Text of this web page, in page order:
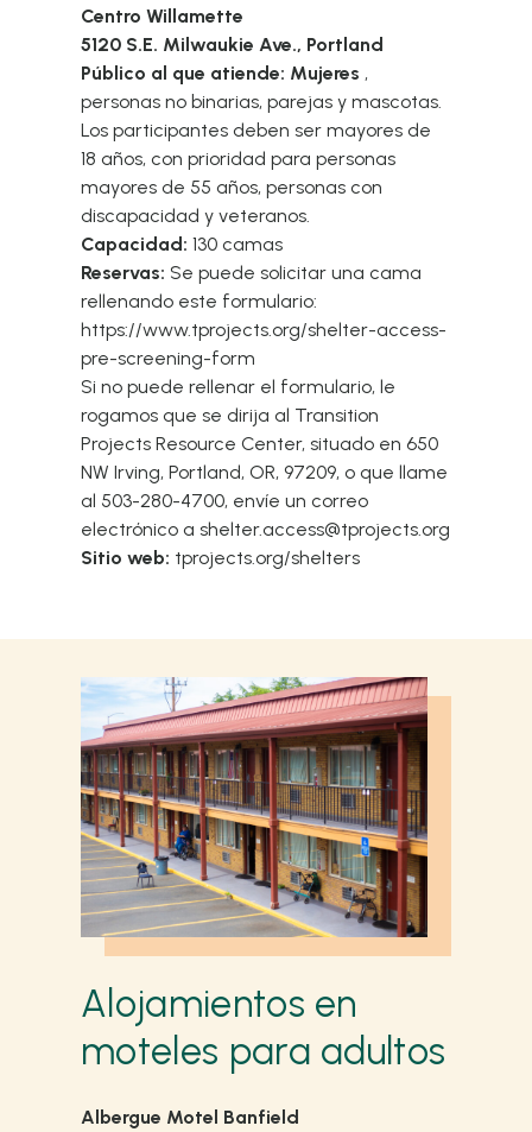
Centro Willamette
5120 S.E. Milwaukie Ave., Portland
Público al que atiende: Mujeres ,
personas no binarias, parejas y mascotas.
Los participantes deben ser mayores de
18 años, con prioridad para personas
mayores de 55 años, personas con
discapacidad y veteranos.
Capacidad: 130 camas
Reservas: Se puede solicitar una cama
rellenando este formulario:
https://www.tprojects.org/shelter-access-
pre-screening-form
Si no puede rellenar el formulario, le
rogamos que se dirija al Transition
Projects Resource Center, situado en 650
NW Irving, Portland, OR, 97209, o que llame
al 503-280-4700, envíe un correo
electrónico a shelter.access@tprojects.org
Sitio web: tprojects.org/shelters
Alojamientos en
moteles para adultos
Albergue Motel Banfield